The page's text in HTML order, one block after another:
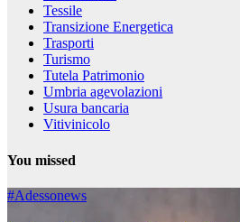
Tessile
Transizione Energetica
Trasporti
Turismo
Tutela Patrimonio
Umbria agevolazioni
Usura bancaria
Vitivinicolo
You missed
#Adessonews